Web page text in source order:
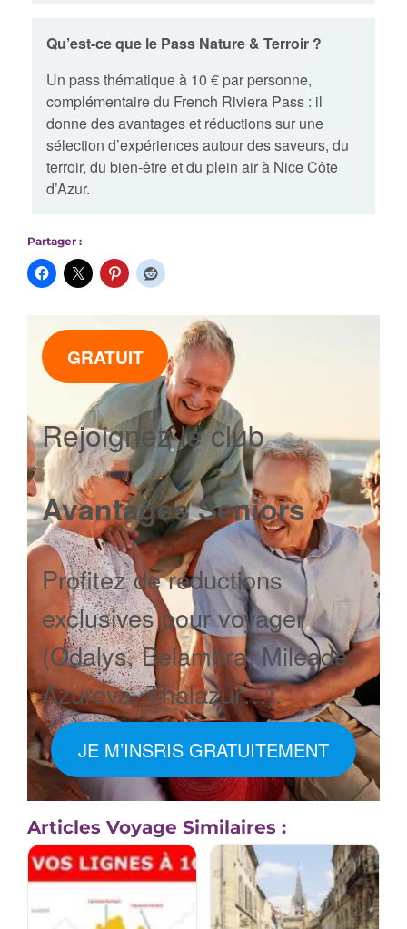
Qu’est-ce que le Pass Nature & Terroir ?
Un pass thématique à 10 € par personne,
complémentaire du French Riviera Pass : il
donne des avantages et réductions sur une
sélection d’expériences autour des saveurs, du
terroir, du bien-être et du plein air à Nice Côte
d’Azur.
Partager :
GRATUIT
Rejoignez le club
Avantages Seniors
Profitez de réductions
exclusives pour voyager
(Odalys, Belambra, Mileade,
Azureva, Thalazur…).
JE M’INSRIS GRATUITEMENT
Articles Voyage Similaires :